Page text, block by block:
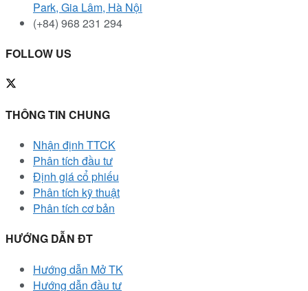
Park, Gia Lâm, Hà Nội
(+84) 968 231 294
FOLLOW US
THÔNG TIN CHUNG
Nhận định TTCK
Phân tích đầu tư
Định giá cổ phiếu
Phân tích kỹ thuật
Phân tích cơ bản
HƯỚNG DẪN ĐT
Hướng dẫn Mở TK
Hướng dẫn đầu tư